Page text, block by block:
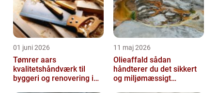
01 juni 2026
Tømrer aars
kvalitetshåndværk til
byggeri og renovering i
11 maj 2026
Olieaffald sådan
håndterer du det sikkert
og miljømæssigt